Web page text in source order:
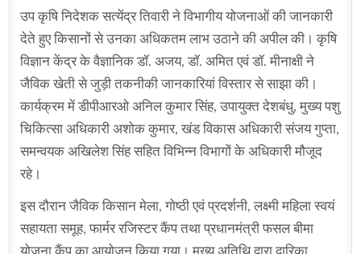
उप कृषि निदेशक सत्येंद्र तिवारी ने विभागीय योजनाओं की जानकारी
देते हुए किसानों से उनका अधिकतम लाभ उठाने की अपील की। कृषि
विज्ञान केंद्र के वैज्ञानिक डॉ. अजय, डॉ. अमित एवं डॉ. मीनाक्षी ने
जैविक खेती से जुड़ी तकनीकी जानकारियां विस्तार से साझा की।
कार्यक्रम में डीपीआरओ अनिल कुमार सिंह, उपायुक्त देशबंधु, मुख्य पशु
चिकित्सा अधिकारी अशोक कुमार, खंड विकास अधिकारी संजय गुप्ता,
समन्वयक अखिलेश सिंह सहित विभिन्न विभागों के अधिकारी मौजूद
रहे।
इस दौरान जैविक किसान मेला, गोष्ठी एवं प्रदर्शनी, लक्ष्मी महिला स्वयं
सहायता समूह, फार्मर रजिस्टर कैंप तथा प्रधानमंत्री फसल बीमा